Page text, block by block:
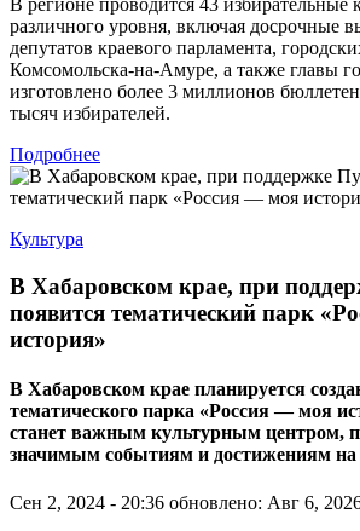
В регионе проводится 43 избирательные
различного уровня, включая досрочные
депутатов краевого парламента,
Комсомольска-на-Амуре, а также главы
изготовлено более 3 миллионов
тысяч избирателей.
Подробнее
Культура
В Хабаровском крае, при
появится тематический парк
история»
В Хабаровском крае планируется
тематического парка «Россия — моя
станет важным культурным центром,
значимым событиям и достижениям на
Сен 2, 2024 - 20:36 обновлено: Авг 6,